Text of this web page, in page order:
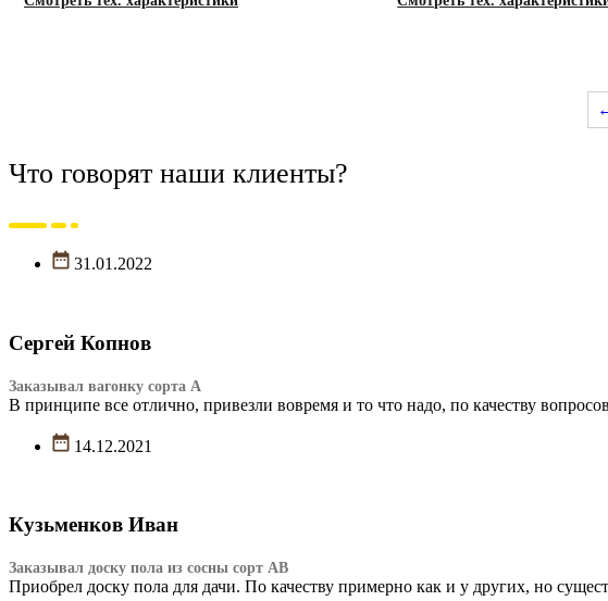
Что говорят наши клиенты?
31.01.2022
Сергей Копнов
Заказывал вагонку сорта А
В принципе все отлично, привезли вовремя и то что надо, по качеству
14.12.2021
Кузьменков Иван
Заказывал доску пола из сосны сорт АВ
Приобрел доску пола для дачи. По качеству примерно как и у других, но